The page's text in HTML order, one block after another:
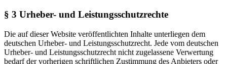
§ 3 Urheber- und Leistungsschutzrechte
Die auf dieser Website veröffentlichten Inhalte unterliegen dem
deutschen Urheber- und Leistungsschutzrecht. Jede vom deutschen
Urheber- und Leistungsschutzrecht nicht zugelassene Verwertung
bedarf der vorherigen schriftlichen Zustimmung des Anbieters oder